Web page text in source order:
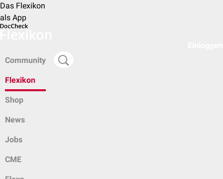
Das Flexikon
als App
Community
Flexikon
Shop
News
Jobs
CME